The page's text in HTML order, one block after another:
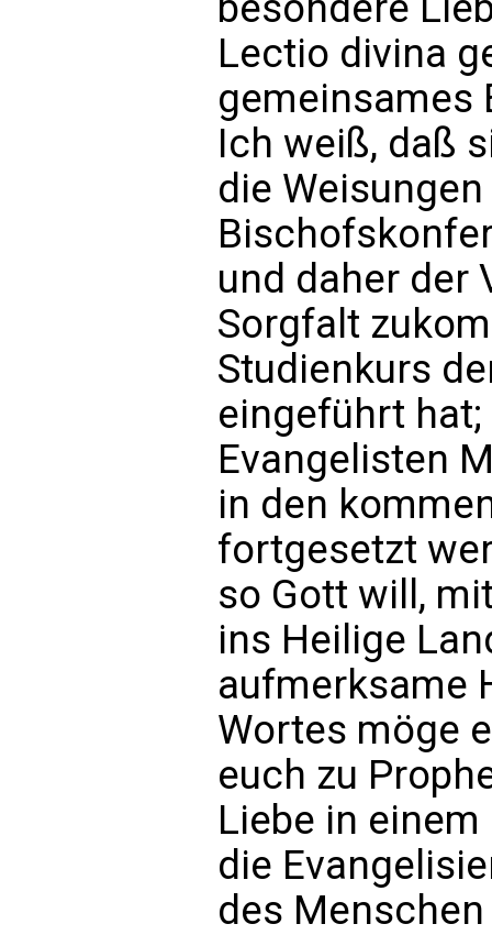
Lectio divina
gemeinsames
Ich weiß, daß
die
und daher der
Sorgfalt
Studienkurs
eingeführt
Evangelisten
in den
fortgesetzt
so Gott will,
ins Heilige
aufmerksame
Wortes möge
euch zu
Liebe in
die
des